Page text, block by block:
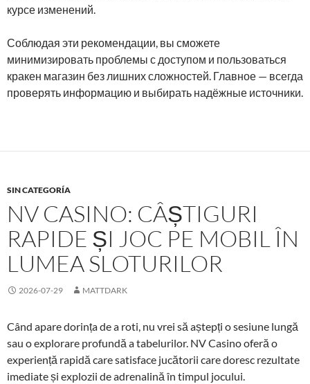
курсе изменений.
Соблюдая эти рекомендации, вы сможете
минимизировать проблемы с доступом и пользоваться
кракен магазин без лишних сложностей. Главное — всегда
проверять информацию и выбирать надёжные источники.
SIN CATEGORÍA
NV CASINO: CÂȘTIGURI
RAPIDE ȘI JOC PE MOBIL ÎN
LUMEA SLOTURILOR
2026-07-29 MATTDARK
Când apare dorința de a roti, nu vrei să aștepți o sesiune lungă
sau o explorare profundă a tabelurilor. NV Casino oferă o
experiență rapidă care satisface jucătorii care doresc rezultate
imediate și explozii de adrenalină în timpul jocului.